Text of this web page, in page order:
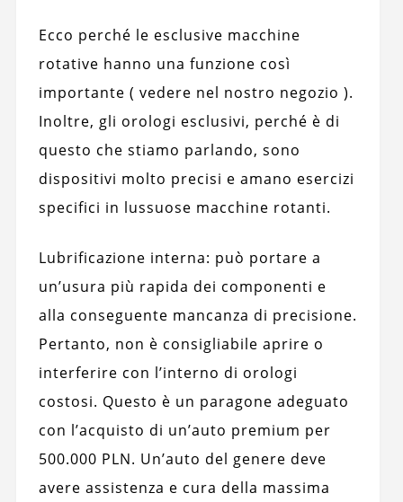
Ecco perché le esclusive macchine
rotative hanno una funzione così
importante ( vedere nel nostro negozio ).
Inoltre, gli orologi esclusivi, perché è di
questo che stiamo parlando, sono
dispositivi molto precisi e amano esercizi
specifici in lussuose macchine rotanti.
Lubrificazione interna: può portare a
un’usura più rapida dei componenti e
alla conseguente mancanza di precisione.
Pertanto, non è consigliabile aprire o
interferire con l’interno di orologi
costosi. Questo è un paragone adeguato
con l’acquisto di un’auto premium per
500.000 PLN. Un’auto del genere deve
avere assistenza e cura della massima